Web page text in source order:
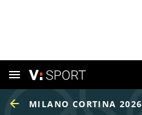
MILANO CORTINA 2026